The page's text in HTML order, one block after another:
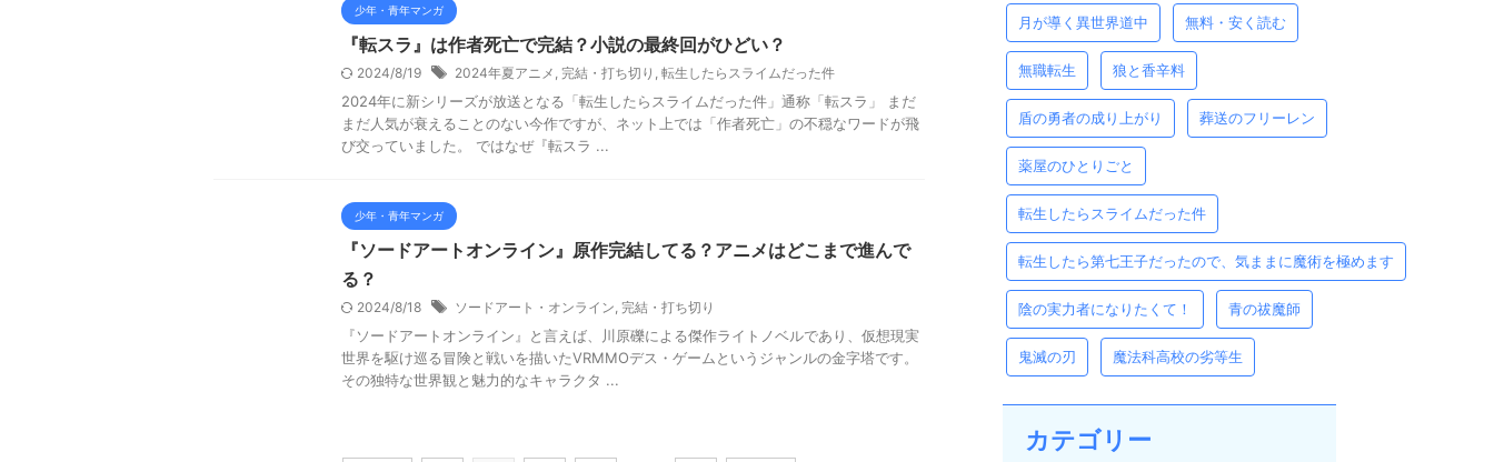
少年・青年マンガ
『転スラ』は作者死亡で完結？小説の最終回がひどい？
2024/8/19 2024年夏アニメ , 完結・打ち切り , 転生したらスライムだった件
2024年に新シリーズが放送となる「転生したらスライムだった件」通称「転スラ」 まだ
まだ人気が衰えることのない今作ですが、ネット上では「作者死亡」の不穏なワードが飛
び交っていました。 ではなぜ『転スラ ...
少年・青年マンガ
『ソードアートオンライン』原作完結してる？アニメはどこまで進んで
る？
2024/8/18 ソードアート・オンライン, 完結・打ち切り
『ソードアートオンライン』と言えば、川原礫による傑作ライトノベルであり、仮想現実
世界を駆け巡る冒険と戦いを描いたVRMMOデス・ゲームというジャンルの金字塔です。
その独特な世界観と魅力的なキャラクタ ...
月が導く異世界道中 無料・安く読む
無職転生 狼と香辛料
盾の勇者の成り上がり 葬送のフリーレン
薬屋のひとりごと
転生したらスライムだった件
転生したら第七王子だったので、気ままに魔術を極めます
陰の実力者になりたくて！ 青の祓魔師
鬼滅の刃 魔法科高校の劣等生
カテゴリー